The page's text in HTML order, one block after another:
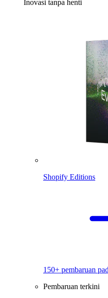
Inovasi tanpa henti
Shopify Editions
150+ pembaruan
Pembaruan terkini